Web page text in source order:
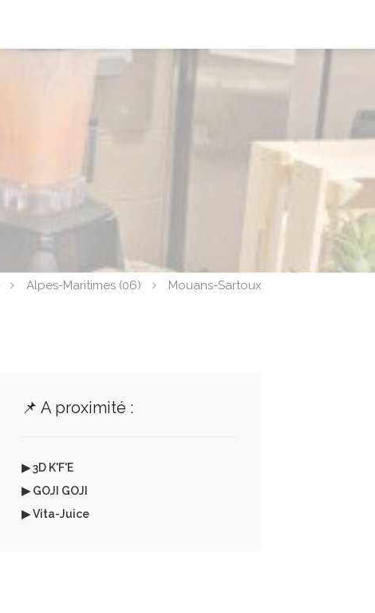
Alpes-Maritimes (06) Mouans-Sartoux
📌 A proximité :
▶ 3D K'F'E
▶ GOJI GOJI
▶ Vita-Juice